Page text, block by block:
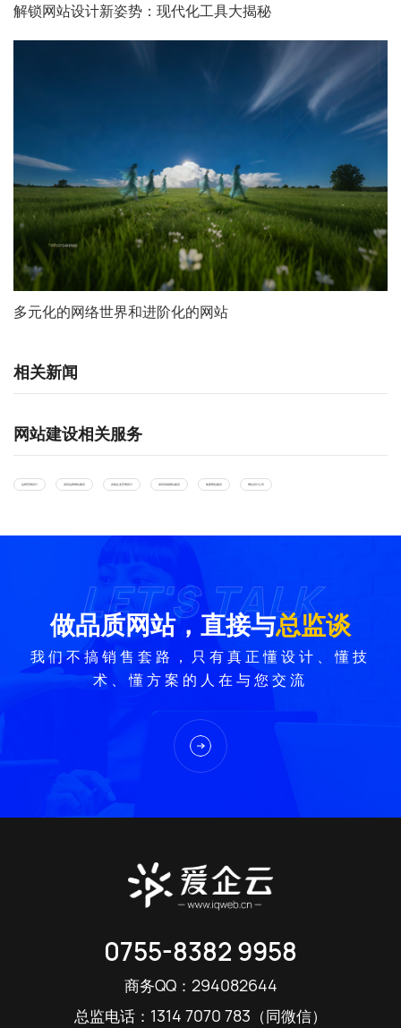
解锁网站设计新姿势：现代化工具大揭秘
多元化的网络世界和进阶化的网站
相关新闻
网站建设相关服务
品牌官网设计 深圳品牌网站建设 高端企业官网设计 深圳高端网站建设 集团网站建设 网站设计公司
LET'S TALK
LET'S TALK
做品质网站，直接与总监谈
我们不搞销售套路，只有真正懂设计、懂技
术、懂方案的人在与您交流
0755-8382 9958
商务QQ： 294082644
总监电话： 1314 7070 783 （同微信）